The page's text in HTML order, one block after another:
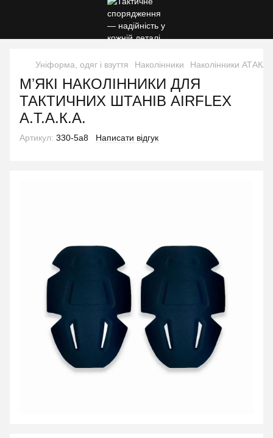
Уніформа, одяг і взуття Наколінники Наколінники АТАКА
МʼЯКІ НАКОЛІННИКИ ДЛЯ
ТАКТИЧНИХ ШТАНІВ AIRFLEX
А.Т.А.К.А.
Артикул: 330-5a8 Написати відгук